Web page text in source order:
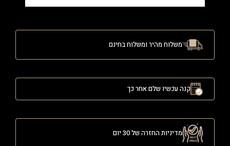
משלוח מהיר ומשלוח בחינם
קנה עכשיו שלם אחר כך
מדיניות החזרה של 30 יום